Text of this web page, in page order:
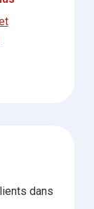
dans